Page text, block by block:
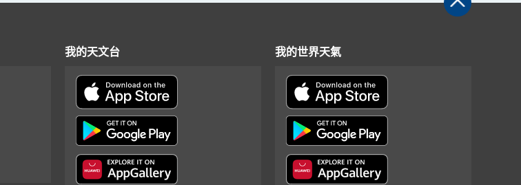
我的天文台 我的世界天氣